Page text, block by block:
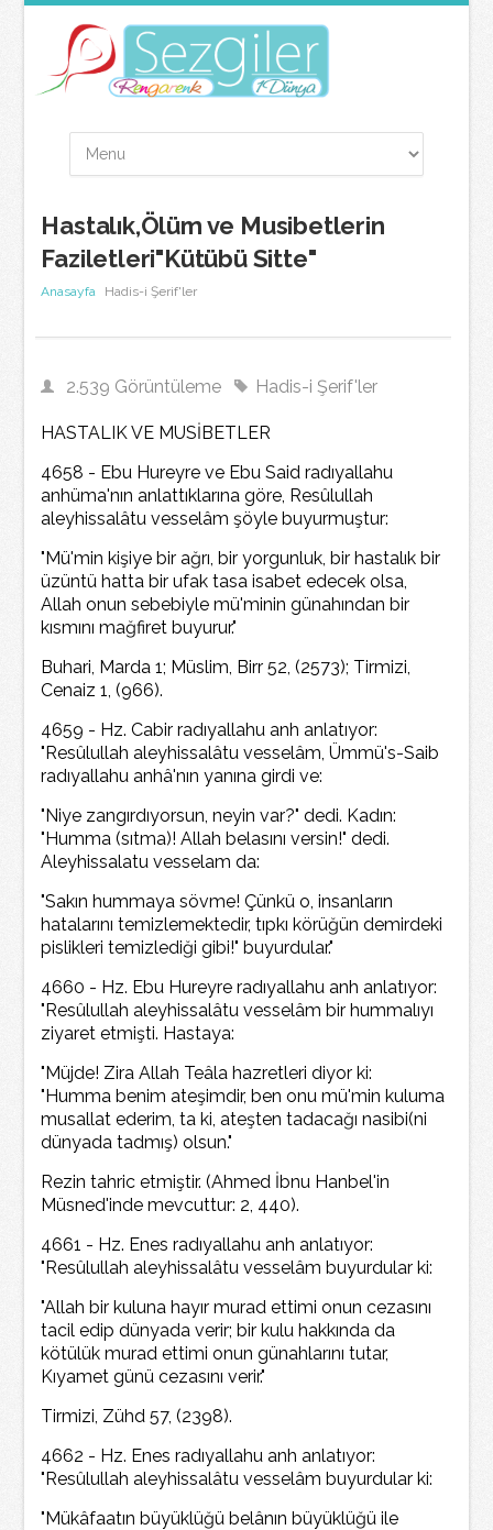
Hastalık,Ölüm ve Musibetlerin
Faziletleri"Kütübü Sitte"
Anasayfa Hadis-i Şerif'ler
2.539 Görüntüleme Hadis-i Şerif'ler
HASTALIK VE MUSİBETLER
4658 - Ebu Hureyre ve Ebu Said radıyallahu
anhüma'nın anlattıklarına göre, Resûlullah
aleyhissalâtu vesselâm şöyle buyurmuştur:
"Mü'min kişiye bir ağrı, bir yorgunluk, bir hastalık bir
üzüntü hatta bir ufak tasa isabet edecek olsa,
Allah onun sebebiyle mü'minin günahından bir
kısmını mağfiret buyurur."
Buhari, Marda 1; Müslim, Birr 52, (2573); Tirmizi,
Cenaiz 1, (966).
4659 - Hz. Cabir radıyallahu anh anlatıyor:
"Resûlullah aleyhissalâtu vesselâm, Ümmü's-Saib
radıyallahu anhâ'nın yanına girdi ve:
"Niye zangırdıyorsun, neyin var?" dedi. Kadın:
"Humma (sıtma)! Allah belasını versin!" dedi.
Aleyhissalatu vesselam da:
"Sakın hummaya sövme! Çünkü o, insanların
hatalarını temizlemektedir, tıpkı körüğün demirdeki
pislikleri temizlediği gibi!" buyurdular."
4660 - Hz. Ebu Hureyre radıyallahu anh anlatıyor:
"Resûlullah aleyhissalâtu vesselâm bir hummalıyı
ziyaret etmişti. Hastaya:
"Müjde! Zira Allah Teâla hazretleri diyor ki:
"Humma benim ateşimdir, ben onu mü'min kuluma
musallat ederim, ta ki, ateşten tadacağı nasibi(ni
dünyada tadmış) olsun."
Rezin tahric etmiştir. (Ahmed İbnu Hanbel'in
Müsned'inde mevcuttur: 2, 440).
4661 - Hz. Enes radıyallahu anh anlatıyor:
"Resûlullah aleyhissalâtu vesselâm buyurdular ki:
"Allah bir kuluna hayır murad ettimi onun cezasını
tacil edip dünyada verir; bir kulu hakkında da
kötülük murad ettimi onun günahlarını tutar,
Kıyamet günü cezasını verir."
Tirmizi, Zühd 57, (2398).
4662 - Hz. Enes radıyallahu anh anlatıyor:
"Resûlullah aleyhissalâtu vesselâm buyurdular ki:
"Mükâfaatın büyüklüğü belânın büyüklüğü ile